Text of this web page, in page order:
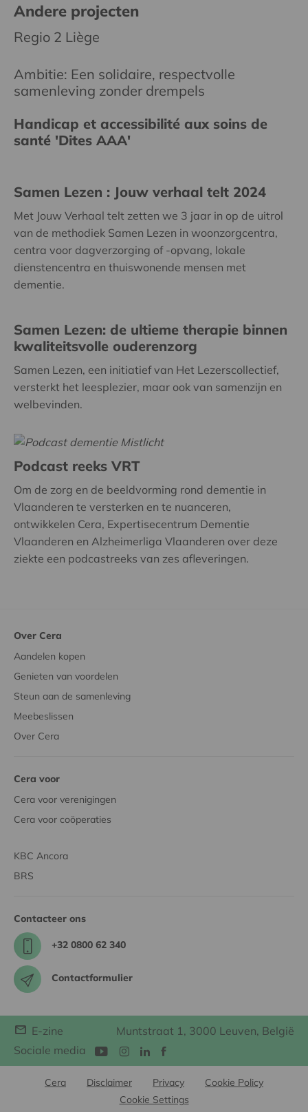
Andere projecten
Regio 2 Liège
Ambitie: Een solidaire, respectvolle
samenleving zonder drempels
Handicap et accessibilité aux soins de
santé 'Dites AAA'
Samen Lezen : Jouw verhaal telt 2024
Met Jouw Verhaal telt zetten we 3 jaar in op de uitrol
van de methodiek Samen Lezen in woonzorgcentra,
centra voor dagverzorging of -opvang, lokale
dienstencentra en thuiswonende mensen met
dementie.
Samen Lezen: de ultieme therapie binnen
kwaliteitsvolle ouderenzorg
Samen Lezen, een initiatief van Het Lezerscollectief,
versterkt het leesplezier, maar ook van samenzijn en
welbevinden.
Podcast reeks VRT
Om de zorg en de beeldvorming rond dementie in
Vlaanderen te versterken en te nuanceren,
ontwikkelen Cera, Expertisecentrum Dementie
Vlaanderen en Alzheimerliga Vlaanderen over deze
ziekte een podcastreeks van zes afleveringen.
Over Cera
Aandelen kopen
Genieten van voordelen
Steun aan de samenleving
Meebeslissen
Over Cera
Cera voor
Cera voor verenigingen
Cera voor coöperaties
KBC Ancora
BRS
Contacteer ons
+32 0800 62 340
Contactformulier
E-zine
Muntstraat 1, 3000 Leuven, België
Sociale media
Cera Disclaimer Privacy
Cookie Policy
Cookie Settings